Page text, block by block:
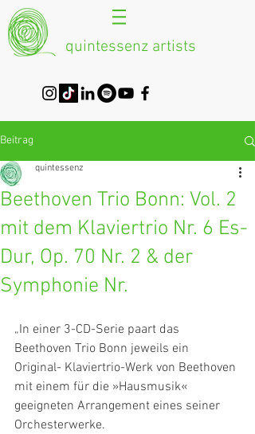
quintessenz artists
Beitrag
Beethoven Trio Bonn: Vol. 2
mit dem Klaviertrio Nr. 6 Es-
Dur, Op. 70 Nr. 2 & der
Symphonie Nr.
quintessenz
„In einer 3-CD-Serie paart das
Beethoven Trio Bonn jeweils ein
Original- Klaviertrio-Werk von Beethoven
mit einem für die »Hausmusik«
geeigneten Arrangement eines seiner
Orchesterwerke.